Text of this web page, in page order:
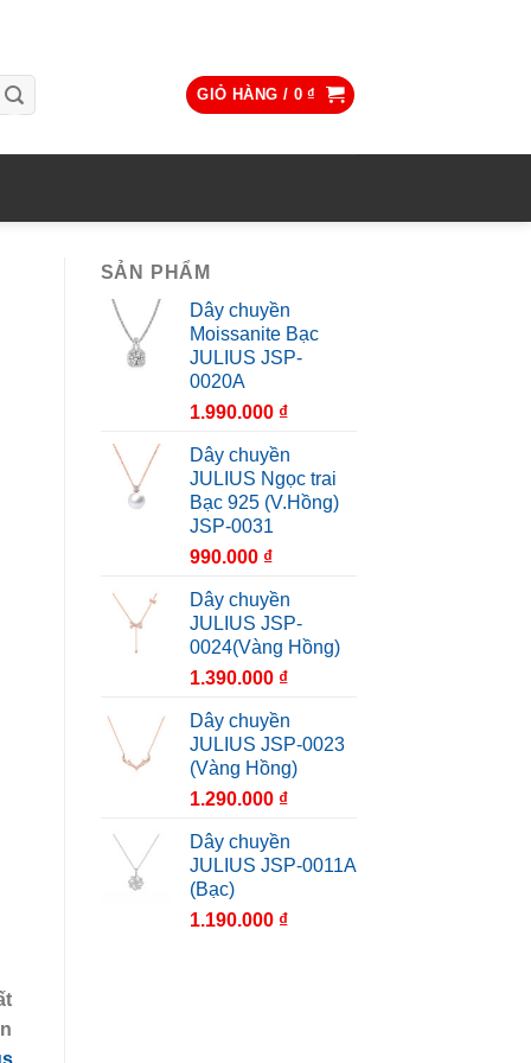
GIỎ HÀNG / 0₫
SẢN PHẨM
Dây chuyền
Moissanite Bạc
JULIUS JSP-
0020A
1.990.000 ₫
Dây chuyền
JULIUS Ngọc trai
Bạc 925 (V.Hồng)
JSP-0031
990.000 ₫
Dây chuyền
JULIUS JSP-
0024(Vàng Hồng)
1.390.000 ₫
Dây chuyền
JULIUS JSP-0023
(Vàng Hồng)
1.290.000 ₫
Dây chuyền
JULIUS JSP-0011A
(Bạc)
1.190.000 ₫